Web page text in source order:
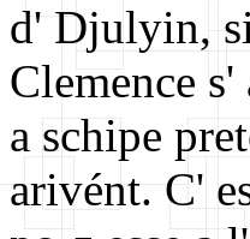
d' Djulyin,
Clemence
a schipe
arivént. C'